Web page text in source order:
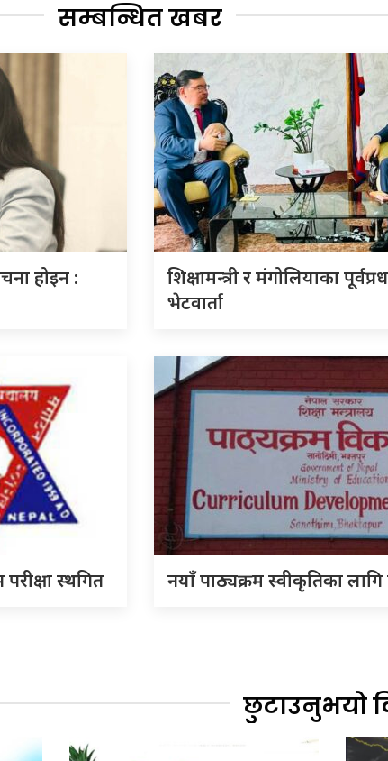
सम्बन्धित खबर
होइन :
शिक्षामन्त्री र मंगोलियाका
भेटवार्ता
स्थगित नयाँ पाठ्यक्रम स्वीकृतिका लागि
छुटाउनुभयो